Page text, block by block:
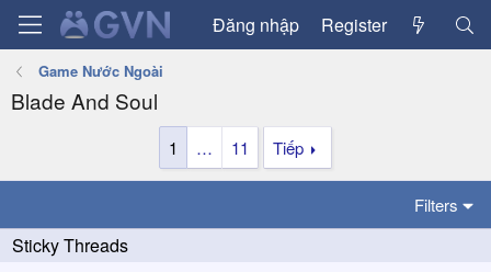
Đăng nhập Register
Game Nước Ngoài
Blade And Soul
1 … 11 Tiếp
Filters